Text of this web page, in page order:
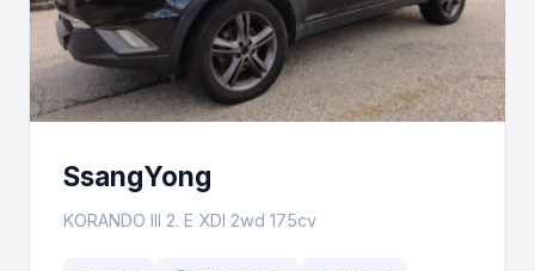
SsangYong
KORANDO III 2. E XDI 2wd 175cv